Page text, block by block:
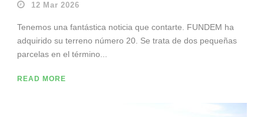
12 Mar 2026
Tenemos una fantástica noticia que contarte. FUNDEM ha
adquirido su terreno número 20. Se trata de dos pequeñas
parcelas en el término...
READ MORE